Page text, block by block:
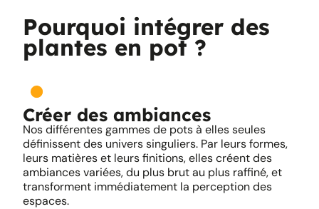
Pourquoi intégrer des
plantes en pot ?
Créer des ambiances
Nos différentes gammes de pots à elles seules
définissent des univers singuliers. Par leurs formes,
leurs matières et leurs finitions, elles créent des
ambiances variées, du plus brut au plus raffiné, et
transforment immédiatement la perception des
espaces.